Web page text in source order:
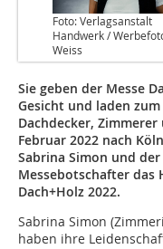
Foto: Verlagsanstalt
Handwerk /
Weiss
Sie geben der Messe
Gesicht und laden
Dachdecker,
Februar 2022 nach
Sabrina Simon und
Messebotschafter das
Dach+Holz 2022.
Sabrina Simon
haben ihre